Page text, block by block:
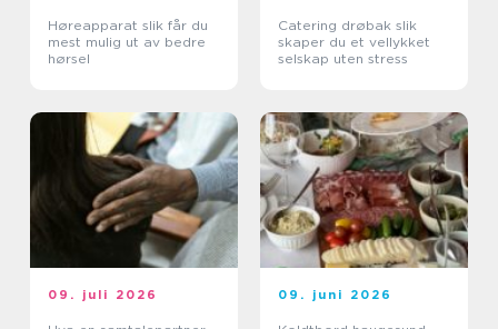
Høreapparat slik får du
mest mulig ut av bedre
hørsel
Catering drøbak slik
skaper du et vellykket
selskap uten stress
09. juli 2026 09. juni 2026